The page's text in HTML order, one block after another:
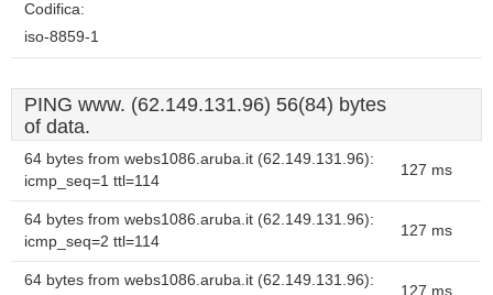
Codifica:
iso-8859-1
PING www. (62.149.131.96) 56(84) bytes
of data.
64 bytes from webs1086.aruba.it (62.149.131.96):
icmp_seq=1 ttl=114
127 ms
64 bytes from webs1086.aruba.it (62.149.131.96):
icmp_seq=2 ttl=114
127 ms
64 bytes from webs1086.aruba.it (62.149.131.96):
127 ms